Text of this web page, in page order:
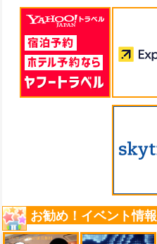
お勧め！イベント情報